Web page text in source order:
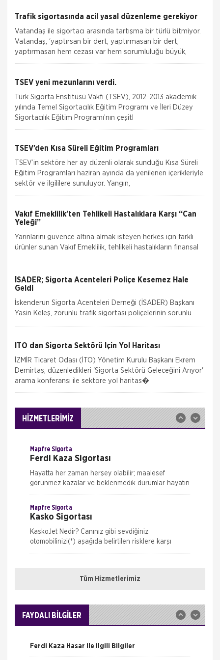
Trafik sigortasında acil yasal düzenleme gerekiyor
Vatandaş ile sigortacı arasında tartışma bir türlü bitmiyor.
Vatandaş, ‘yaptırsan bir dert, yaptırmasan bir dert;
yaptırmasan hem cezası var hem sorumluluğu büyük,
TSEV yeni mezunlarını verdi.
Türk Sigorta Enstitüsü Vakfı (TSEV), 2012-2013 akademik
yılında Temel Sigortacılık Eğitim Programı ve İleri Düzey
Sigortacılık Eğitim Programı’nın çeşitl
TSEV’den Kısa Süreli Eğitim Programları
TSEV’in sektöre her ay düzenli olarak sunduğu Kısa Süreli
Eğitim Programları haziran ayında da yenilenen içerikleriyle
sektör ve ilgililere sunuluyor. Yangın,
Vakıf Emeklilik’ten Tehlikeli Hastalıklara Karşı “Can
Yeleği”
Yarınlarını güvence altına almak isteyen herkes için farklı
ürünler sunan Vakıf Emeklilik, tehlikeli hastalıkların finansal
İSADER; Sigorta Acenteleri Poliçe Kesemez Hale
Geldi
İskenderun Sigorta Acenteleri Derneği (İSADER) Başkanı
Yasin Keleş, zorunlu trafik sigortası poliçelerinin sorunlu
İTO dan Sigorta Sektörü İçin Yol Haritası
İZMİR Ticaret Odası (İTO) Yönetim Kurulu Başkanı Ekrem
Demirtaş, düzenledikleri 'Sigorta Sektörü Geleceğini Arıyor'
arama konferansı ile sektöre yol haritas�
HİZMETLERİMİZ
Zorunlu Deprem Sigortası
Zorunlu Deprem Sigortası, konutlarda depremin
neden olacağı maddi zararların tazmin edilmesini
sağlamaya yönelik olarak oluşturulan bir sigorta
sistemidir. Ülkemizin riskli deprem b&ou
Generali Sigorta
Süper İşyeri Sigortası Süper İşyeri Sigortası küçük
ve orta ölçekli değişik sektörlerde faaliyet gösteren
Mapfre Sigorta
Ferdi Kaza Sigortası
Hayatta her zaman herşey olabilir; maalesef
görünmez kazalar ve beklenmedik durumlar hayatın
gerçekleri… Peki hayatın bu zorlu anlarında, en
Mapfre Sigorta
Kasko Sigortası
KaskoJet Nedir? Canınız gibi sevdiğiniz
otomobilinizi(*) aşağıda belirtilen risklere karşı
genişletilmiş kasko teminatları ile sigorta güvencesi
Konut Sigortası
geleceğiniz için çok önemli bir yatırım… Peki bu ö
Mapfre Sigorta
İnşaat Tüm Riskler Sigortası Uzun yıllar süren ve
büyük emeklerle hayata geçirilen geleceğin yapıları
Tüm Hizmetlerimiz
FAYDALI BİLGİLER
ONLİNE Dask Prim Hesaplama
Trafik Hasarı için Gerekli Bilgiler
Yangın Hasarı ile ilgili Bilgiler
Ferdi Kaza Hasar İle İlgili Bilgiler